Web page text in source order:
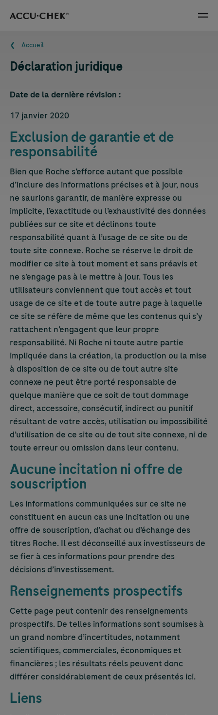
Skip navigation Menu
Fil d'Ariane
Accueil
Déclaration juridique
Date de la dernière révision :
17 janvier 2020
Exclusion de garantie et de
responsabilité
Bien que Roche s’efforce autant que possible
d’inclure des informations précises et à jour, nous
ne saurions garantir, de manière expresse ou
implicite, l’exactitude ou l’exhaustivité des données
publiées sur ce site et déclinons toute
responsabilité quant à l’usage de ce site ou de
toute site connexe. Roche se réserve le droit de
modifier ce site à tout moment et sans préavis et
ne s’engage pas à le mettre à jour. Tous les
utilisateurs conviennent que tout accès et tout
usage de ce site et de toute autre page à laquelle
ce site se réfère de même que les contenus qui s’y
rattachent n’engagent que leur propre
responsabilité. Ni Roche ni toute autre partie
impliquée dans la création, la production ou la mise
à disposition de ce site ou de tout autre site
connexe ne peut être porté responsable de
quelque manière que ce soit de tout dommage
direct, accessoire, consécutif, indirect ou punitif
résultant de votre accès, utilisation ou impossibilité
d’utilisation de ce site ou de tout site connexe, ni de
toute erreur ou omission dans leur contenu.
Aucune incitation ni offre de
souscription
Les informations communiquées sur ce site ne
constituent en aucun cas une incitation ou une
offre de souscription, d’achat ou d’échange des
titres Roche. Il est déconseillé aux investisseurs de
se fier à ces informations pour prendre des
décisions d’investissement.
Renseignements prospectifs
Cette page peut contenir des renseignements
prospectifs. De telles informations sont soumises à
un grand nombre d’incertitudes, notamment
scientifiques, commerciales, économiques et
financières ; les résultats réels peuvent donc
différer considérablement de ceux présentés ici.
Liens